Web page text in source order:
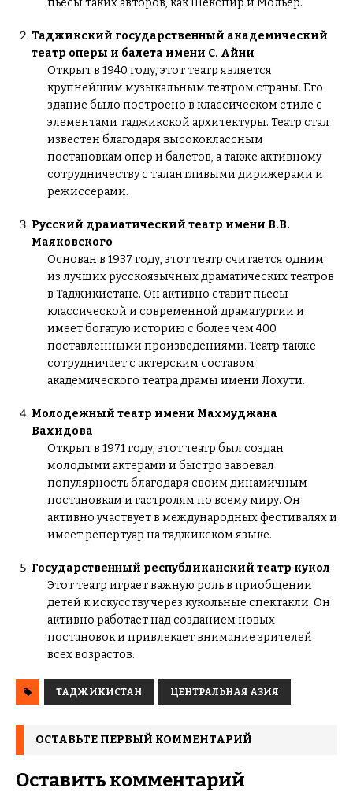
пьесы таких авторов, как Шекспир и Мольер.
Таджикский государственный академический
театр оперы и балета имени С. Айни
Открыт в 1940 году, этот театр является
крупнейшим музыкальным театром страны. Его
здание было построено в классическом стиле с
элементами таджикской архитектуры. Театр стал
известен благодаря высококлассным
постановкам опер и балетов, а также активному
сотрудничеству с талантливыми дирижерами и
режиссерами.
Русский драматический театр имени В.В.
Маяковского
Основан в 1937 году, этот театр считается одним
из лучших русскоязычных драматических театров
в Таджикистане. Он активно ставит пьесы
классической и современной драматургии и
имеет богатую историю с более чем 400
поставленными произведениями. Театр также
сотрудничает с актерским составом
академического театра драмы имени Лохути.
Молодежный театр имени Махмуджана
Вахидова
Открыт в 1971 году, этот театр был создан
молодыми актерами и быстро завоевал
популярность благодаря своим динамичным
постановкам и гастролям по всему миру. Он
активно участвует в международных фестивалях и
имеет репертуар на таджикском языке.
Государственный республиканский театр кукол
Этот театр играет важную роль в приобщении
детей к искусству через кукольные спектакли. Он
активно работает над созданием новых
постановок и привлекает внимание зрителей
всех возрастов.
ТАДЖИКИСТАН ЦЕНТРАЛЬНАЯ АЗИЯ
ОСТАВЬТЕ ПЕРВЫЙ КОММЕНТАРИЙ
Оставить комментарий